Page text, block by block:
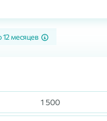
12 месяцев
1 500